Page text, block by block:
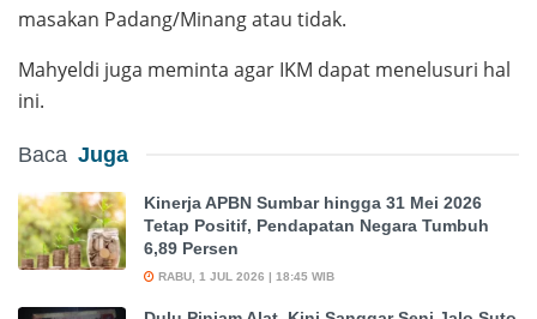
masakan Padang/Minang atau tidak.
Mahyeldi juga meminta agar IKM dapat menelusuri hal
ini.
Baca Juga
Kinerja APBN Sumbar hingga 31 Mei 2026
Tetap Positif, Pendapatan Negara Tumbuh
6,89 Persen
RABU, 1 JUL 2026 | 18:45 WIB